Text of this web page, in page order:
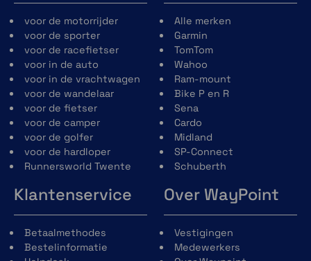
voor de motorrijder
voor de sporter
voor de racefietser
voor in de auto
voor in de vrachtwagen
voor de wandelaar
voor de fietser
voor de camper
voor de golfer
voor de hardloper
Runnersworld Twente
Alle merken
Garmin
TomTom
Wahoo
Ram-mount
Bike P en R
Sena
Cardo
Midland
SP-Connect
Schuberth
Klantenservice
Betaalmethodes
Bestelinformatie
Over WayPoint
Vestigingen
Medewerkers